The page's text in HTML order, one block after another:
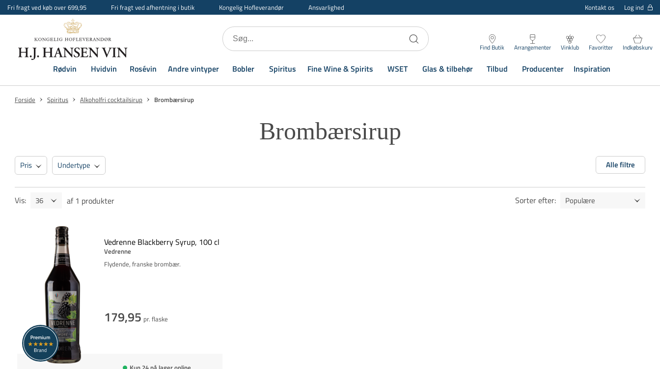
Fri fragt ved køb over 699,95 Fri fragt ved afhentning i butik Kongelig Hofleverandør Ansvarlighed Kontakt os Log ind
Find Butik Arrangementer Vinklub Favoritter Indkøbskurv
Rødvin Hvidvin Rosévin Andre vintyper Bobler Spiritus Fine Wine & Spirits WSET Glas & tilbehør Tilbud Producenter Inspiration
Forside Spiritus Alkoholfri cocktailsirup Brombærsirup
Brombærsirup
Pris Undertype Alle filtre
Vis: af 1 produkter Sorter efter:
Vedrenne Blackberry Syrup, 100 cl
Vedrenne
Flydende, franske brombær.
179,95 pr. flaske